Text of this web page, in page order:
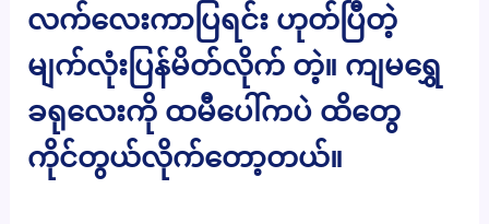
လက်လေးကာပြရင်း ဟုတ်ပြီတဲ့
မျက်လုံးပြန်မိတ်လိုက် တဲ့။ ကျမရွှေ
ခရုလေးကို ထမီပေါ်ကပဲ ထိတွေ
ကိုင်တွယ်လိုက်တော့တယ်။